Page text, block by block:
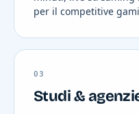
per il competitive
03
Studi &